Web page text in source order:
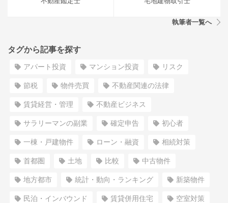
執筆者一覧へ
タグから記事を探す
アパート投資 マンション投資 リスク
節税 物件売買 不動産関連の法律
賃貸経営・管理 不動産ビジネス
サラリーマンの副業 確定申告 初心者
一棟・戸建物件 ローン・融資 相続対策
首都圏 土地 比較 中古物件
地方都市 統計・動向・ランキング 新築物件
民泊・インバウンド 賃貸併用住宅 空室対策